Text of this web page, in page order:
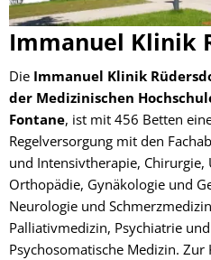
Immanuel Klinik
Die Immanuel Klinik
der Medizinischen
Fontane, ist mit 456 Betten
Regelversorgung mit den
und Intensivtherapie,
Orthopädie, Gynäkologie und
Neurologie und
Palliativmedizin, Psychiatrie
Psychosomatische Medizin.